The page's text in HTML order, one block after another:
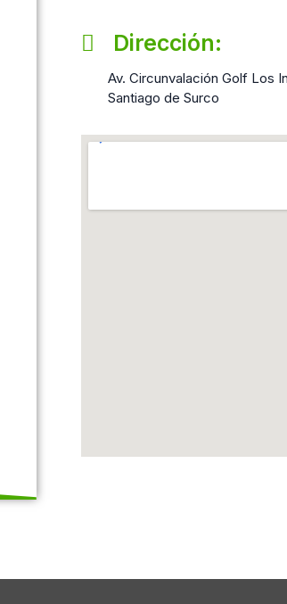
Dirección:
Av. Circunvalación Golf Los
Santiago de Surco